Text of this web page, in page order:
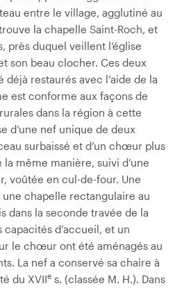
entre le village, agglutiné au
la chapelle Saint-Roch, et
près duquel veillent l’église
son beau clocher. Ces deux
restaurés avec l’aide de la
est conforme aux façons de
dans la région à cette
d’une nef unique de deux
surbaissé et d’un chœur plus
même manière, suivi d’une
voûtée en cul-de-four. Une
chapelle rectangulaire au
dans la seconde travée de la
d’accueil, et un
le chœur ont été aménagés au
La nef a conservé sa chaire à
du XVIIe s. (classée M. H.). Dans